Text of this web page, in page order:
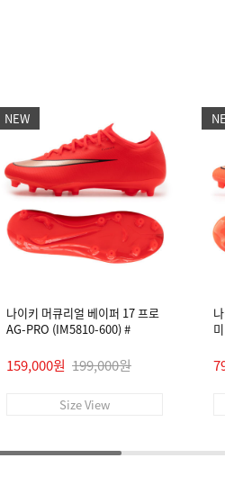
NEW
나이키 머큐리얼 베이퍼 17 프로
AG-PRO (IM5810-600) #
159,000원 199,000원
Size View